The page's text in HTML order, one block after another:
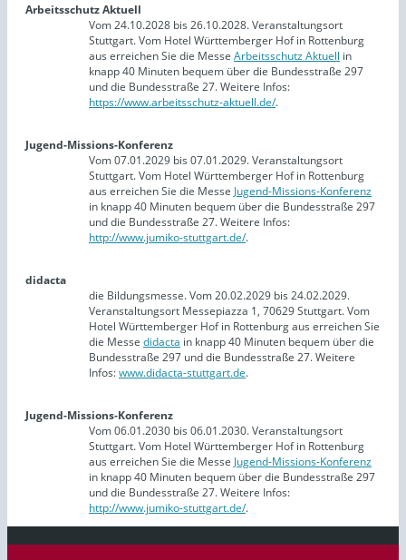
Arbeitsschutz Aktuell
Vom 24.10.2028 bis 26.10.2028. Veranstaltungsort
Stuttgart. Vom Hotel Württemberger Hof in Rottenburg
aus erreichen Sie die Messe Arbeitsschutz Aktuell in
knapp 40 Minuten bequem über die Bundesstraße 297
und die Bundesstraße 27. Weitere Infos:
https://www.arbeitsschutz-aktuell.de/.
Jugend-Missions-Konferenz
Vom 07.01.2029 bis 07.01.2029. Veranstaltungsort
Stuttgart. Vom Hotel Württemberger Hof in Rottenburg
aus erreichen Sie die Messe Jugend-Missions-Konferenz
in knapp 40 Minuten bequem über die Bundesstraße 297
und die Bundesstraße 27. Weitere Infos:
http://www.jumiko-stuttgart.de/.
didacta
die Bildungsmesse. Vom 20.02.2029 bis 24.02.2029.
Veranstaltungsort Messepiazza 1, 70629 Stuttgart. Vom
Hotel Württemberger Hof in Rottenburg aus erreichen Sie
die Messe didacta in knapp 40 Minuten bequem über die
Bundesstraße 297 und die Bundesstraße 27. Weitere
Infos:www.didacta-stuttgart.de.
Jugend-Missions-Konferenz
Vom 06.01.2030 bis 06.01.2030. Veranstaltungsort
Stuttgart. Vom Hotel Württemberger Hof in Rottenburg
aus erreichen Sie die Messe Jugend-Missions-Konferenz
in knapp 40 Minuten bequem über die Bundesstraße 297
und die Bundesstraße 27. Weitere Infos:
http://www.jumiko-stuttgart.de/.